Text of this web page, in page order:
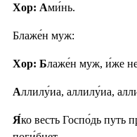
Хор: Ами́нь.
Блаже́н муж:
Хор: Блаже́н муж, и́же
Аллилу́иа, аллилу́иа,
Я́ко весть Госпо́дь путь